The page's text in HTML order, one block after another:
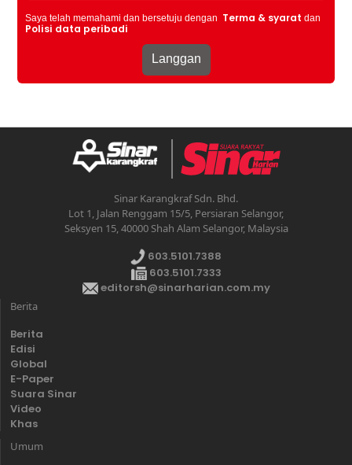
Saya telah memahami dan bersetuju dengan Terma & syarat dan
Polisi data peribadi
Sinar Karangkraf Sdn. Bhd.
Lot 1, Jalan Renggam 15/5, Persiaran Selangor,
Seksyen 15, 40000 Shah Alam Selangor, Malaysia
603.5101.7388
603.5101.7333
editorsh@sinarharian.com.my
Berita
Berita
Edisi
Global
E-Paper
Suara Sinar
Video
Khas
Umum